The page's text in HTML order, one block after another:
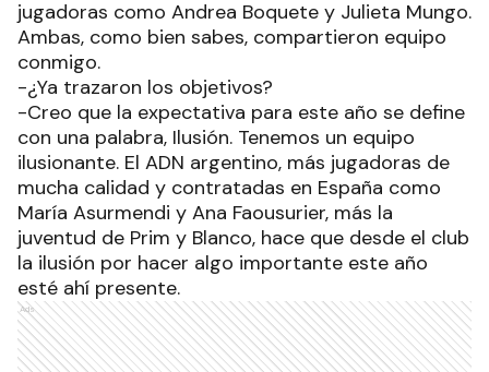
jugadoras como Andrea Boquete y Julieta Mungo.
Ambas, como bien sabes, compartieron equipo
conmigo.
-¿Ya trazaron los objetivos?
-Creo que la expectativa para este año se define
con una palabra, Ilusión. Tenemos un equipo
ilusionante. El ADN argentino, más jugadoras de
mucha calidad y contratadas en España como
María Asurmendi y Ana Faousurier, más la
juventud de Prim y Blanco, hace que desde el club
la ilusión por hacer algo importante este año
esté ahí presente.
Ads